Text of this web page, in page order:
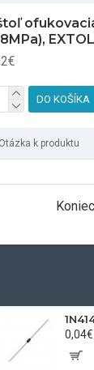
DO KOŠÍKA
Otázka k produktu
0,04€